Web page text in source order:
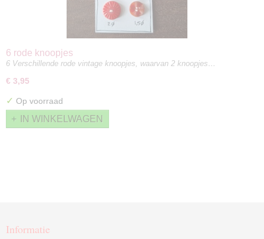
6 rode knoopjes
6 Verschillende rode vintage knoopjes, waarvan 2 knoopjes…
€ 3,95
✓ Op voorraad
IN WINKELWAGEN
Informatie